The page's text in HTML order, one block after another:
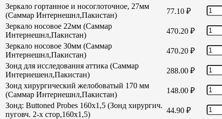
Зеркало гортанное и носоглоточное, 27мм
(Саммар Интернешнл,Пакистан)
77.10 ₽
Зеркало носовое 22мм (Саммар
Интернешнл,Пакистан)
470.20 ₽
Зеркало носовое 30мм (Саммар
Интернешнл,Пакистан)
470.20 ₽
Зонд для исследования аттика (Саммар
Интернешенл,Пакистан)
288.00 ₽
Зонд хирургический желобоватый 170 мм
(Саммар Интернешнл,Пакистан)
148.00 ₽
Зонд: Buttoned Probes 160х1,5 (Зонд хирургич.
пуговч. 2-х стор,160х1,5)
44.90 ₽